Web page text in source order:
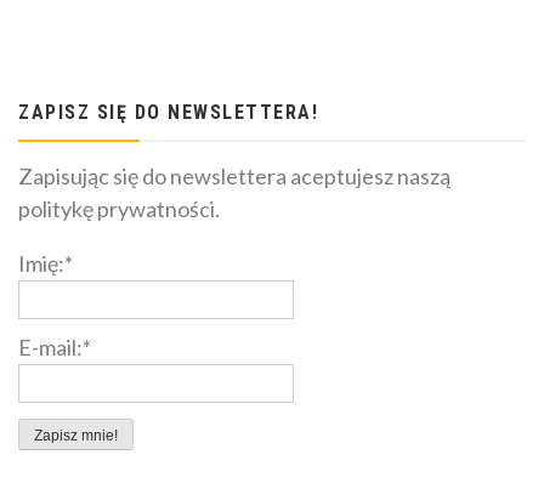
ZAPISZ SIĘ DO NEWSLETTERA!
Zapisując się do newslettera aceptujesz naszą
politykę prywatności.
Imię:*
E-mail:*